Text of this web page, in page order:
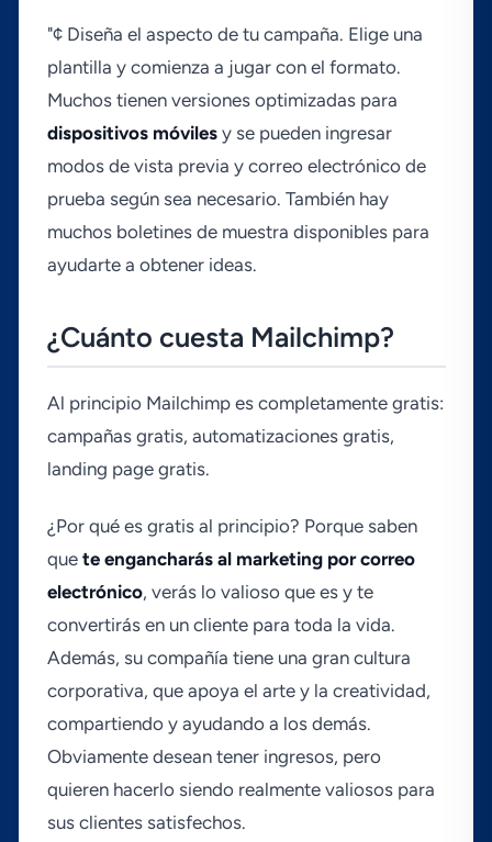
"¢ Diseña el aspecto de tu campaña. Elige una
plantilla y comienza a jugar con el formato.
Muchos tienen versiones optimizadas para
dispositivos móvilesy se pueden ingresar
modos de vista previa y correo electrónico de
prueba según sea necesario. También hay
muchos boletines de muestra disponibles para
ayudarte a obtener ideas.
¿Cuánto cuesta Mailchimp?
Al principio Mailchimp es completamente gratis:
campañas gratis, automatizaciones gratis,
landing page gratis.
¿Por qué es gratis al principio? Porque saben
que te engancharás al marketing por correo
electrónico, verás lo valioso que es y te
convertirás en un cliente para toda la vida.
Además, su compañí­a tiene una gran cultura
corporativa, que apoya el arte y la creatividad,
compartiendo y ayudando a los demás.
Obviamente desean tener ingresos, pero
quieren hacerlo siendo realmente valiosos para
sus clientes satisfechos.